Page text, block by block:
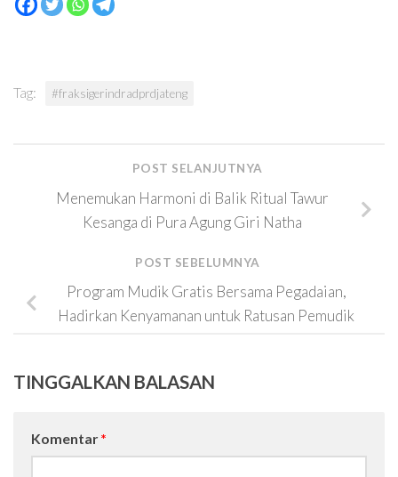
Tag: #fraksigerindradprdjateng
POST SELANJUTNYA
Menemukan Harmoni di Balik Ritual Tawur
Kesanga di Pura Agung Giri Natha
POST SEBELUMNYA
Program Mudik Gratis Bersama Pegadaian,
Hadirkan Kenyamanan untuk Ratusan Pemudik
TINGGALKAN BALASAN
Komentar *